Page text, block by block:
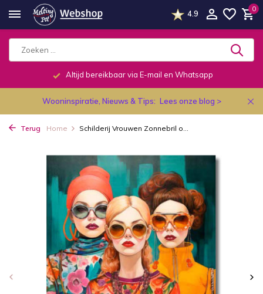
4.9
0
Altijd bereikbaar via E-mail en Whatsapp
Wooninspiratie, Nieuws & Tips: Lees onze blog >
Terug Home Schilderij Vrouwen Zonnebril o...